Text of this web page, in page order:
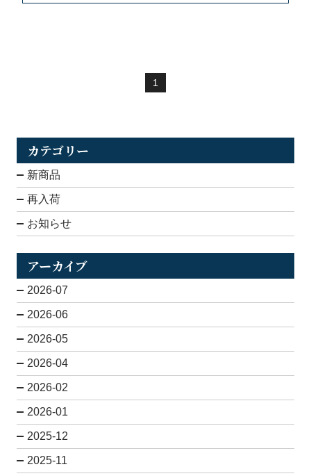
カテゴリー
新商品
再入荷
お知らせ
アーカイブ
2026-07
2026-06
2026-05
2026-04
2026-02
2026-01
2025-12
2025-11
1